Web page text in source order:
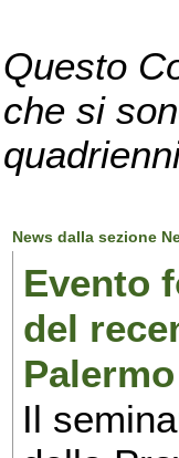
Questo
che si
News dalla sezione
Evento
del
Palermo
Il